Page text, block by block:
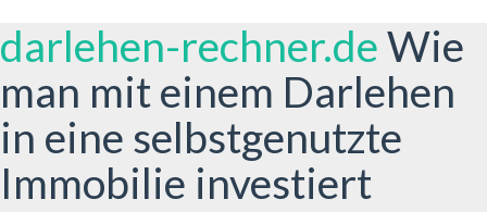
darlehen-rechner.deWie
man mit einem Darlehen
in eine selbstgenutzte
Immobilie investiert